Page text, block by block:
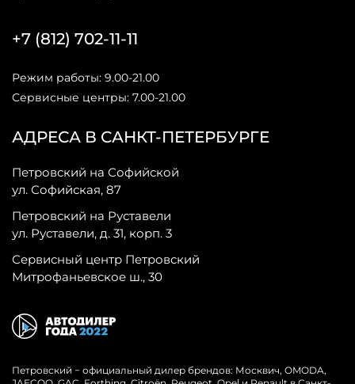
АДРЕСА В САНКТ-ПЕТЕРБУРГЕ
Петровский на Софийской
ул. Софийская, 87
Петровский на Руставели
ул. Руставели, д. 31, корп. 3
Сервисный центр Петровский
Митрофаньевское ш., 30
+7 (812) 702-11-11
Режим работы: 9.00-21.00
Сервисные центры: 7.00-21.00
Петровский − официальный дилер брендов: Москвич, OMODA,